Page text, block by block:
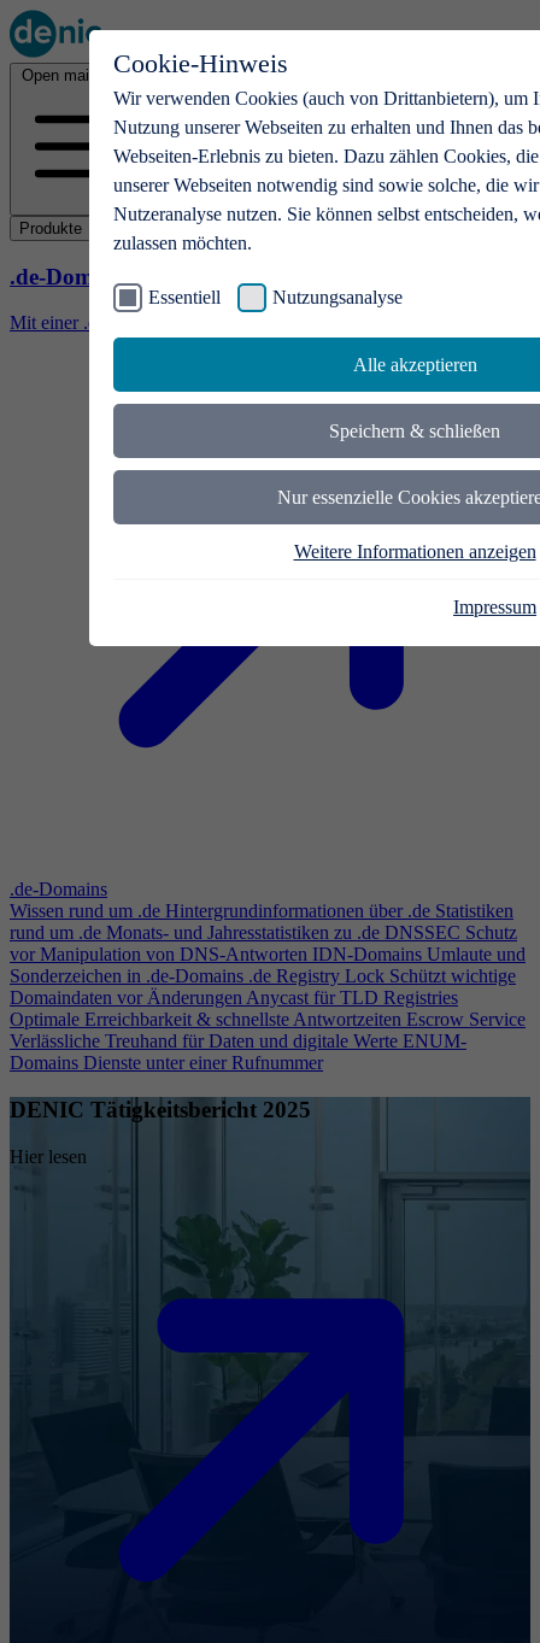
Cookie-Hinweis
Wir verwenden Cookies (auch von Drittanbietern), um
Nutzung unserer Webseiten zu erhalten und Ihnen das
Webseiten-Erlebnis zu bieten. Dazu zählen Cookies,
unserer Webseiten notwendig sind sowie solche, die
Nutzeranalyse nutzen. Sie können selbst entscheiden,
zulassen möchten.
Essentiell Nutzungsanalyse
Alle akzeptieren
Speichern & schließen
Nur essenzielle Cookies
Weitere Informationen anzeigen
Impressum
Open main menu
Produkte
.de-Domains
Mit einer .de-Domain erhalten Ideen eine Bühne
.de-Domains
Wissen rund um .de Hintergrundinformationen über .de Statistiken
rund um .de Monats- und Jahresstatistiken zu .de DNSSEC Schutz
vor Manipulation von DNS-Antworten IDN-Domains Umlaute und
Sonderzeichen in .de-Domains .de Registry Lock Schützt wichtige
Domaindaten vor ÄnderungenAnycast für TLD Registries
Optimale Erreichbarkeit & schnellste Antwortzeiten Escrow Service
Verlässliche Treuhand für Daten und digitale Werte ENUM-
Domains Dienste unter einer Rufnummer
DENIC Tätigkeitsbericht 2025
Hier lesen